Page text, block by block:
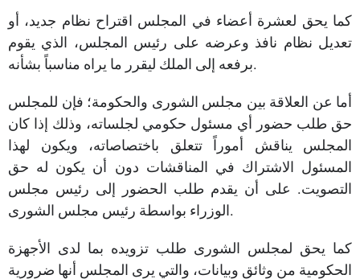
كما يحق لعشرة أعضاء في المجلس اقتراح نظام جديد، أو
تعديل نظام نافذ وعرضه على رئيس المجلس، الذي يقوم
برفعه إلى الملك ليقرر ما يراه مناسباً بشأنه.
أما عن العلاقة بين مجلس الشورى والحكومة؛ فإن للمجلس
حق طلب حضور أي مسئول حكومي لجلساته، وذلك إذا كان
المجلس يناقش أموراً تتعلق باختصاصاته، ويكون لهذا
المسئول الاشتراك في المناقشات دون أن يكون له حق
التصويت. على أن يقدم طلب الحضور إلى رئيس مجلس
الوزراء بواسطة رئيس مجلس الشورى.
كما يحق لمجلس الشورى طلب تزويده بما لدى الأجهزة
الحكومية من وثائق وبيانات، والتي يرى المجلس أنها ضرورية